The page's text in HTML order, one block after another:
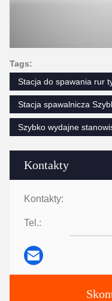
Kontakty
Kontakty:
Tel.:
Tags:
Stacja do spawania rur
Stacja spawalnicza
Szybko wydajne